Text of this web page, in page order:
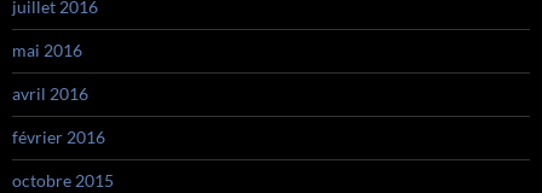
juillet 2016
mai 2016
avril 2016
février 2016
octobre 2015